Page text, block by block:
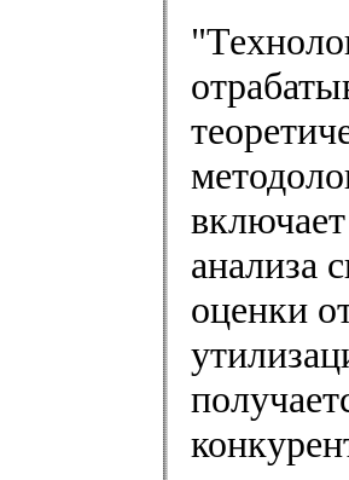
анализа
оценки